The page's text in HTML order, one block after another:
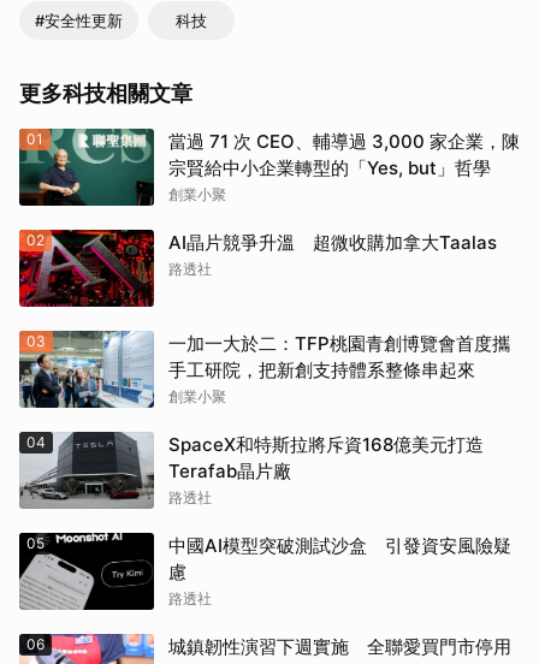
#安全性更新 科技
更多科技相關文章
01
當過 71 次 CEO、輔導過 3,000 家企業，陳
宗賢給中小企業轉型的「Yes, but」哲學
創業小聚
02 AI晶片競爭升溫 超微收購加拿大Taalas
路透社
03
一加一大於二：TFP桃園青創博覽會首度攜
手工研院，把新創支持體系整條串起來
創業小聚
04
SpaceX和特斯拉將斥資168億美元打造
Terafab晶片廠
路透社
05
中國AI模型突破測試沙盒 引發資安風險疑
慮
路透社
06
城鎮韌性演習下週實施 全聯愛買門市停用